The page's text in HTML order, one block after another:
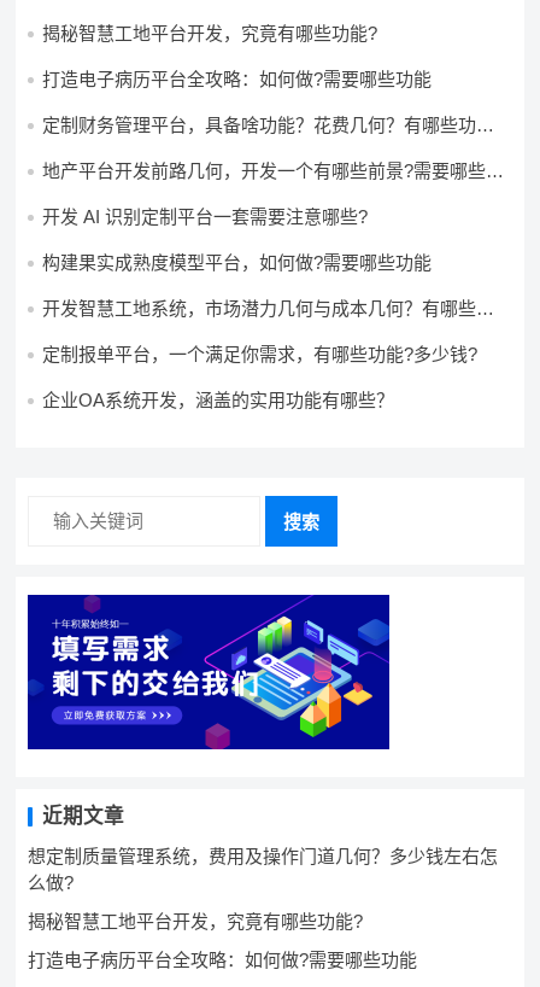
揭秘智慧工地平台开发，究竟有哪些功能?
打造电子病历平台全攻略：如何做?需要哪些功能
定制财务管理平台，具备啥功能？花费几何？有哪些功能?
地产平台开发前路几何，开发一个有哪些前景?需要哪些费
开发 AI 识别定制平台一套需要注意哪些?
构建果实成熟度模型平台，如何做?需要哪些功能
开发智慧工地系统，市场潜力几何与成本几何？有哪些前
定制报单平台，一个满足你需求，有哪些功能?多少钱?
企业OA系统开发，涵盖的实用功能有哪些？
搜索
近期文章
想定制质量管理系统，费用及操作门道几何？多少钱左右怎
么做?
揭秘智慧工地平台开发，究竟有哪些功能?
打造电子病历平台全攻略：如何做?需要哪些功能